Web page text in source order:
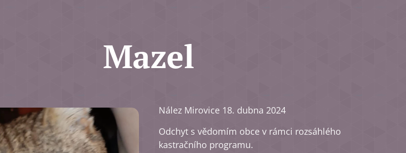
Mazel
Nález Mirovice 18. dubna 2024
Odchyt s vědomím obce v rámci rozsáhlého
kastračního programu.